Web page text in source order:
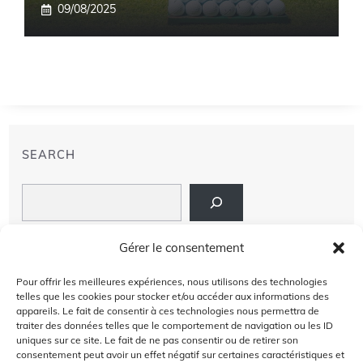
Gérer le consentement
Pour offrir les meilleures expériences, nous utilisons des technologies
telles que les cookies pour stocker et/ou accéder aux informations des
appareils. Le fait de consentir à ces technologies nous permettra de
traiter des données telles que le comportement de navigation ou les ID
uniques sur ce site. Le fait de ne pas consentir ou de retirer son
consentement peut avoir un effet négatif sur certaines caractéristiques et
09/08/2025
SEARCH
À PROPOS DE NOUS
AVIS DE NON-RESPONSABILITÉ